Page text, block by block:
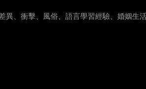
、衝擊、風俗、語言學習經驗、婚姻生活